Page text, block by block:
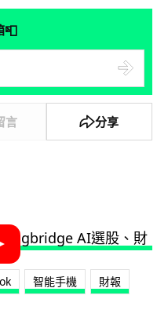
📮
言 分享
智能手機 財報